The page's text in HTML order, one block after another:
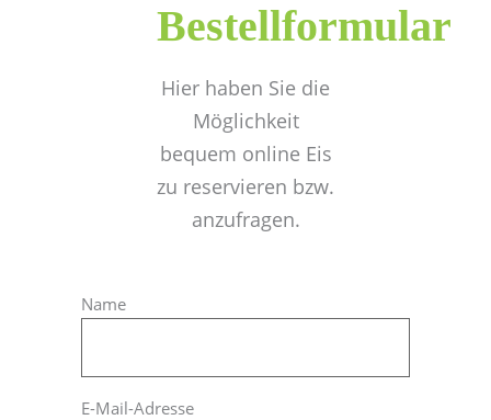
Bestellformular
Hier haben Sie die
Möglichkeit
bequem online Eis
zu reservieren bzw.
anzufragen.
Name
E-Mail-Adresse